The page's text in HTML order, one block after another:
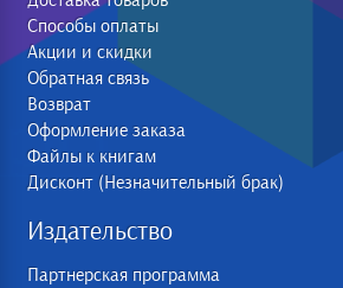
Способы оплаты
Акции и скидки
Обратная связь
Возврат
Оформление заказа
Файлы к книгам
Дисконт (Незначительный брак)
Издательство
Партнерская программа